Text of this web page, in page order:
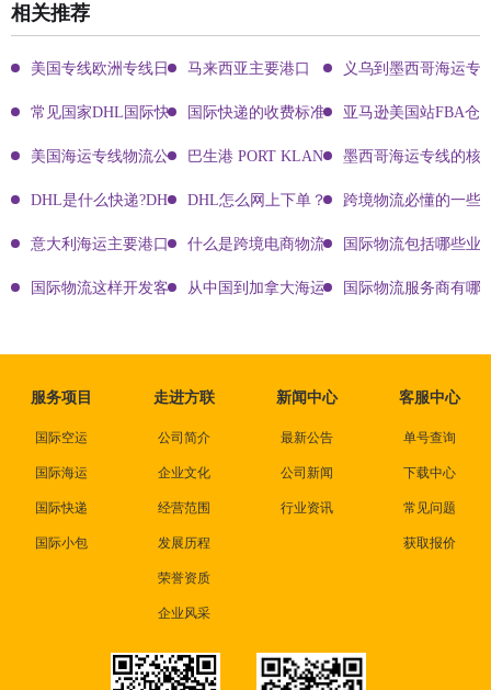
相关推荐
美国专线欧洲专线日本专线区别马来西亚主要港口 义乌到墨西哥海运专
常见国家DHL国际快递客服热线国际快递的收费标准!四大国际快递的尺寸重
亚马逊美国站FBA仓
美国海运专线物流公司有哪些?巴生港 PORT KLANG 墨西哥海运专线的核
DHL是什么快递?DHL国际快递介绍DHL怎么网上下单？DHL快递寄件有哪些方
跨境物流必懂的一些
意大利海运主要港口有哪些什么是跨境电商物流? 国际物流包括哪些业
国际物流这样开发客户会让你成为销冠从中国到加拿大海运要多久能到达？
国际物流服务商有哪
服务项目
国际空运
国际海运
国际快递
国际小包
走进方联
公司简介
企业文化
经营范围
发展历程
荣誉资质
企业风采
新闻中心
最新公告
公司新闻
行业资讯
客服中心
单号查询
下载中心
常见问题
获取报价